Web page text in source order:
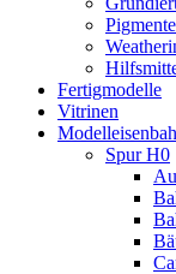
Fertigmodelle
Vitrinen
Spur H0